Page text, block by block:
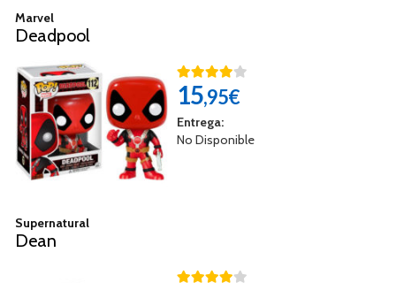
Marvel
Deadpool
15,95€
Entrega:
No Disponible
Supernatural
Dean